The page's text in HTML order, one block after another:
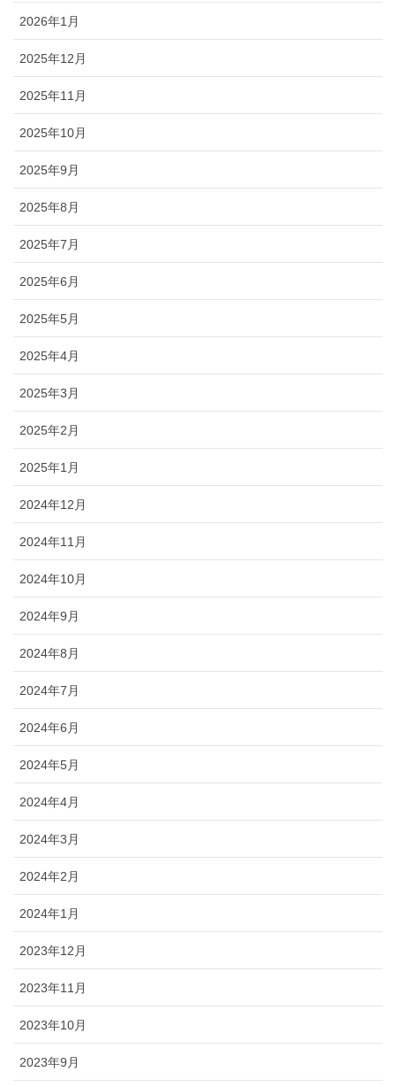
2026年1月
2025年12月
2025年11月
2025年10月
2025年9月
2025年8月
2025年7月
2025年6月
2025年5月
2025年4月
2025年3月
2025年2月
2025年1月
2024年12月
2024年11月
2024年10月
2024年9月
2024年8月
2024年7月
2024年6月
2024年5月
2024年4月
2024年3月
2024年2月
2024年1月
2023年12月
2023年11月
2023年10月
2023年9月